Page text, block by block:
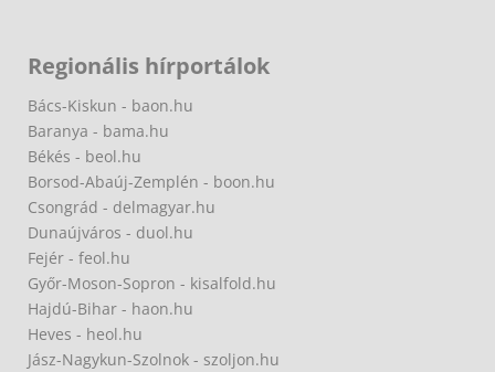
Regionális hírportálok
Bács-Kiskun - baon.hu
Baranya - bama.hu
Békés - beol.hu
Borsod-Abaúj-Zemplén - boon.hu
Csongrád - delmagyar.hu
Dunaújváros - duol.hu
Fejér - feol.hu
Győr-Moson-Sopron - kisalfold.hu
Hajdú-Bihar - haon.hu
Heves - heol.hu
Jász-Nagykun-Szolnok - szoljon.hu